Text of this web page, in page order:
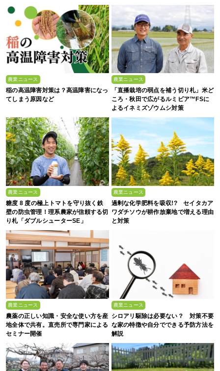
農業ニュース
稲の高温障害対策は？高温障害になっ
てしまう原因など
農業ニュース
「直播栽培の弱点を補う切り札」米ど
ころ・秋田で広がるルミビア™FSに
よるイネミズゾウムシ対策
農業ニュース
糖度 8 度の極上トマトを守り抜く鉄
壁の防虫管理！理系農家が信頼する切
り札「ダブルシューターSE」
農業ニュース
過剰な化学肥料を吸収!? セイタカア
ワダチソウが耕作放棄地で増える理由
と対策
農業ニュース
農薬の正しい知識・安全な使い方を産
地全体で共有。直売所で専門家による
セミナー開催
農業ニュース
シロアリ駆除は必要ない？ 対策不要
な家の特徴や自分でできる予防方法を
解説